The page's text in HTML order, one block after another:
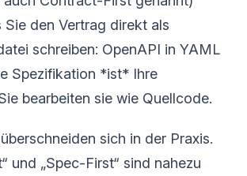
Sie den Vertrag direkt als
schreiben: OpenAPI in YAML
Spezifikation *ist* Ihre
bearbeiten sie wie Quellcode.
sich in der Praxis.
und „Spec-First“ sind nahezu